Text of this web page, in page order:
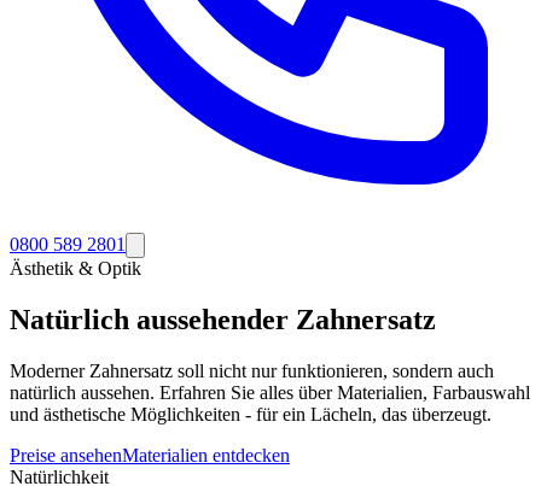
0800 589 2801
Ästhetik & Optik
Natürlich aussehender Zahnersatz
Moderner Zahnersatz soll nicht nur funktionieren, sondern auch
natürlich aussehen. Erfahren Sie alles über Materialien, Farbauswahl
und ästhetische Möglichkeiten - für ein Lächeln, das überzeugt.
Preise ansehenMaterialien entdecken
Natürlichkeit